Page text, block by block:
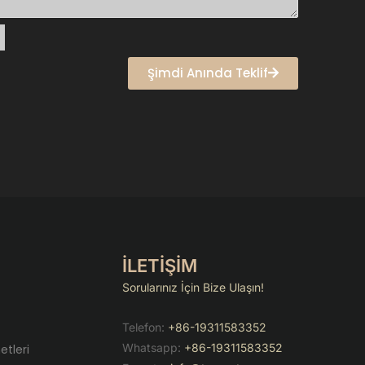
Şimdi Anında Teklif
İLETİŞİM
Sorularınız İçin Bize Ulaşın!
Telefon: +86-19311583352
Whatsapp: +86-19311583352